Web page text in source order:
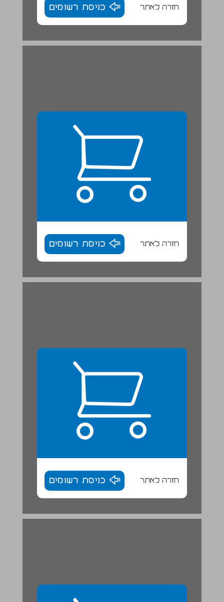
חזרה לאתר כניסת רשומים
פרק ב ... 28
חזרה לאתר כניסת רשומים
חזרה לאתר כניסת רשומים